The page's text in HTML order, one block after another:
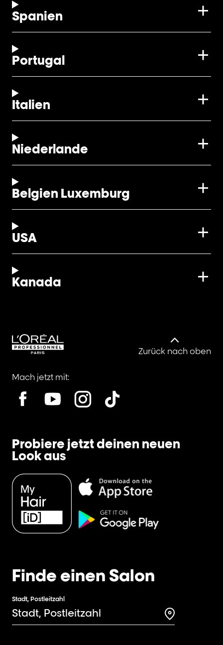
Spanien
Portugal
Italien
Niederlande
Belgien Luxemburg
USA
Kanada
Zurück nach oben
Mach jetzt mit:
Probiere jetzt deinen neuen
Look aus
Finde einen Salon
Stadt, Postleitzahl
Search for a